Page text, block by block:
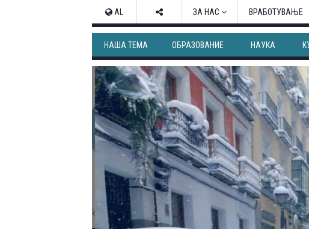
AL ЗА НАС ВРАБОТУВАЊЕ
НАША ТЕМА ОБРАЗОВАНИЕ НАУКА